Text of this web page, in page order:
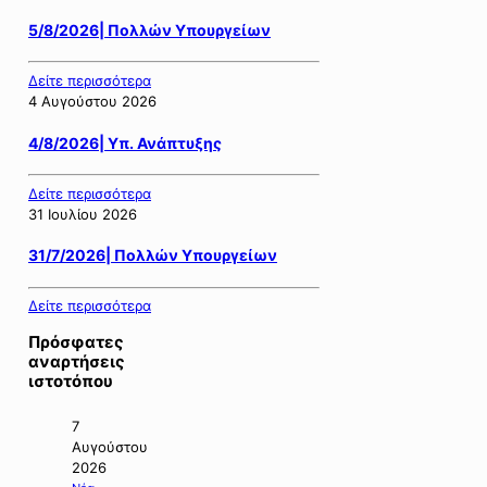
5/8/2026| Πολλών Υπουργείων
Δείτε περισσότερα
4 Αυγούστου 2026
4/8/2026| Υπ. Ανάπτυξης
Δείτε περισσότερα
31 Ιουλίου 2026
31/7/2026| Πολλών Υπουργείων
Δείτε περισσότερα
Πρόσφατες
αναρτήσεις
ιστοτόπου
7
Αυγούστου
2026